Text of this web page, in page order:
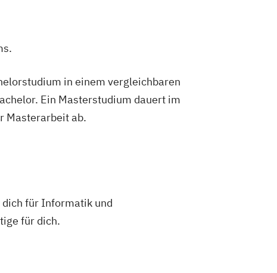
in einem vergleichbaren
Ein Masterstudium dauert im
Masterarbeit ab.
für Informatik und
für dich.